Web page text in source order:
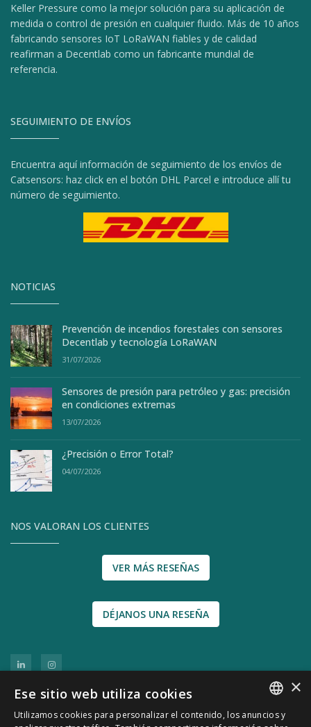
Keller Pressure como la mejor solución para su aplicación de
medida o control de presión en cualquier fluido. Más de 10 años
fabricando sensores IoT LoRaWAN fiables y de calidad
reafirman a Decentlab como un fabricante mundial de
referencia.
SEGUIMIENTO DE ENVÍOS
Encuentra aquí información de seguimiento de los envíos de
Catsensors: haz click en el botón DHL Parcel e introduce allí tu
número de seguimiento.
NOTICIAS
Prevención de incendios forestales con sensores
Decentlab y tecnología LoRaWAN
31/07/2026
Sensores de presión para petróleo y gas: precisión
en condiciones extremas
13/07/2026
¿Precisión o Error Total?
04/07/2026
NOS VALORAN LOS CLIENTES
VER MÁS RESEÑAS
DÉJANOS UNA RESEÑA
SPANISH
×
Ese sitio web utiliza cookies
Utilizamos cookies para personalizar el contenido, los anuncios y